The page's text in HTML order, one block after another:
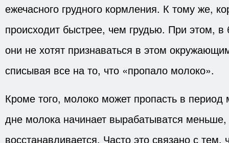
ежечасного грудного кормления. К тому же,
происходит быстрее, чем грудью. При этом, в
они не хотят признаваться в этом
списывая все на то, что «пропало молоко».
Кроме того, молоко может пропасть в период
дне молока начинает вырабатыватся
восстанавливается. Часто это связано с